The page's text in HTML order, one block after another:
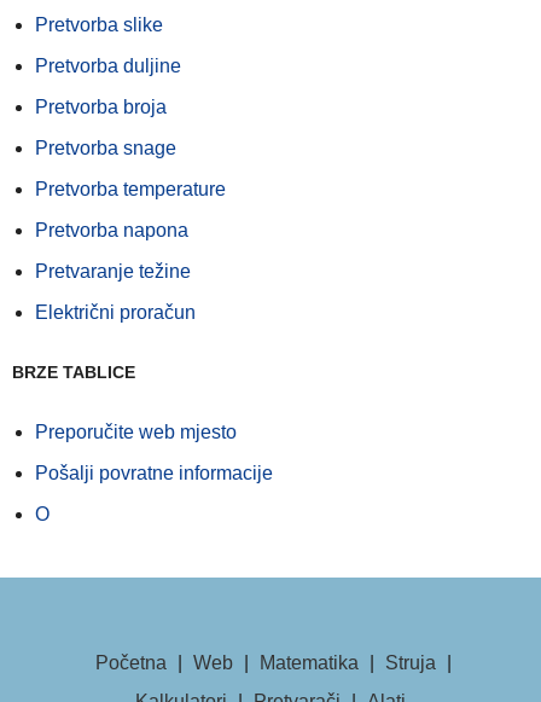
Pretvorba slike
Pretvorba duljine
Pretvorba broja
Pretvorba snage
Pretvorba temperature
Pretvorba napona
Pretvaranje težine
Električni proračun
BRZE TABLICE
Preporučite web mjesto
Pošalji povratne informacije
O
Početna Web Matematika Struja